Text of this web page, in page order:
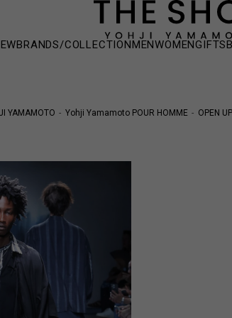
BRANDS/COLLECTIONMENWOMENGIFTS
YAMAMOTO Yohji Yamamoto POUR HOMME OPEN